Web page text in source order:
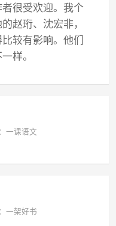
很受欢迎。我个
赵珩、沈宏非，
较有影响。他们
样。
一课语文
一架好书